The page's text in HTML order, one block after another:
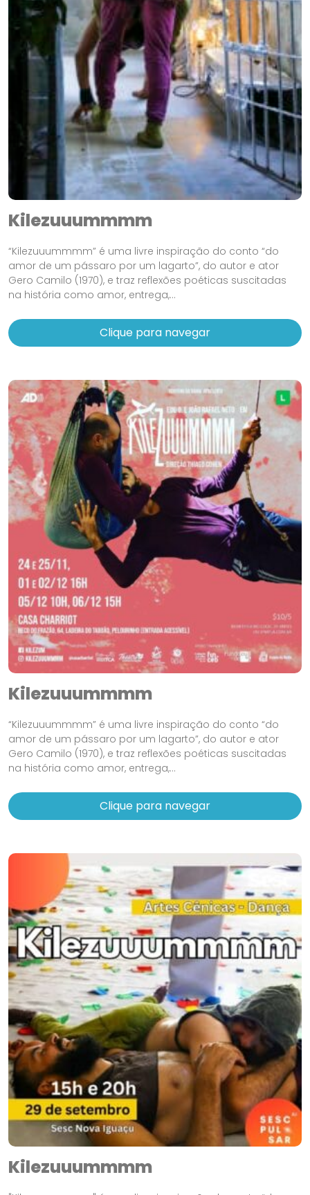
Kilezuuummmm
“Kilezuuummmm” é uma livre inspiração do conto “do
amor de um pássaro por um lagarto”, do autor e ator
Gero Camilo (1970), e traz reflexões poéticas suscitadas
na história como amor, entrega,...
Clique para navegar
Kilezuuummmm
“Kilezuuummmm” é uma livre inspiração do conto “do
amor de um pássaro por um lagarto”, do autor e ator
Gero Camilo (1970), e traz reflexões poéticas suscitadas
na história como amor, entrega,...
Clique para navegar
Kilezuuummmm